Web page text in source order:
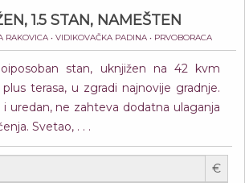
1.5 STAN, NAMEŠTEN
RAKOVICA • VIDIKOVAČKA PADINA • PRVOBORACA
stan, uknjižen na 42 kvm
terasa, u zgradi najnovije gradnje.
uredan, ne zahteva dodatna ulaganja
Svetao, . . .
€